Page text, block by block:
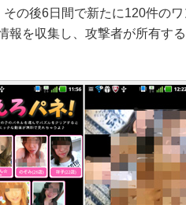
の後6日間で新たに120件の
報を収集し、攻撃者が所有す